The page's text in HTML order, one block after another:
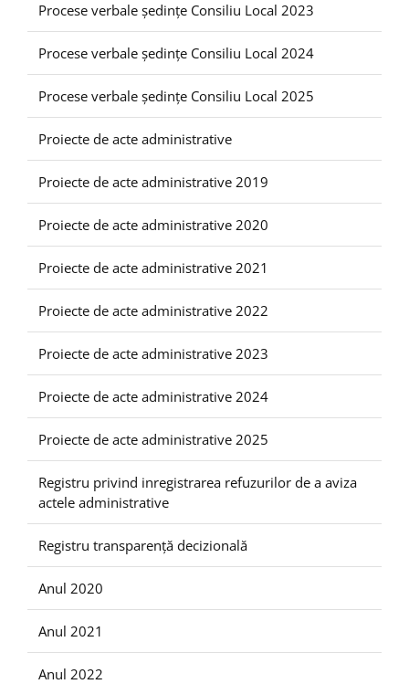
Procese verbale ședințe Consiliu Local 2023
Procese verbale ședințe Consiliu Local 2024
Procese verbale ședințe Consiliu Local 2025
Proiecte de acte administrative
Proiecte de acte administrative 2019
Proiecte de acte administrative 2020
Proiecte de acte administrative 2021
Proiecte de acte administrative 2022
Proiecte de acte administrative 2023
Proiecte de acte administrative 2024
Proiecte de acte administrative 2025
Registru privind inregistrarea refuzurilor de a aviza
actele administrative
Registru transparență decizională
Anul 2020
Anul 2021
Anul 2022